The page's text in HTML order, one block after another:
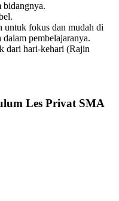
bidangnya.
untuk fokus dan mudah di
pembelajaranya.
dari hari-kehari (Rajin
Les Privat SMA